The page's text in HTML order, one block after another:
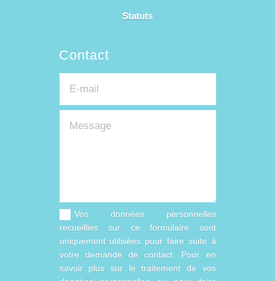
Statuts
Contact
Vos données personnelles
recueillies sur ce formulaire sont
uniquement utilisées pour faire suite à
votre demande de contact. Pour en
savoir plus sur le traitement de vos